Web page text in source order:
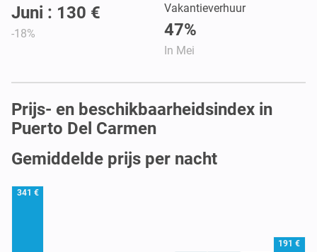
Juni : 130 €
-18%
Vakantieverhuur
47%
In Mei
Prijs- en beschikbaarheidsindex in
Puerto Del Carmen
Gemiddelde prijs per nacht
341 €
191 €